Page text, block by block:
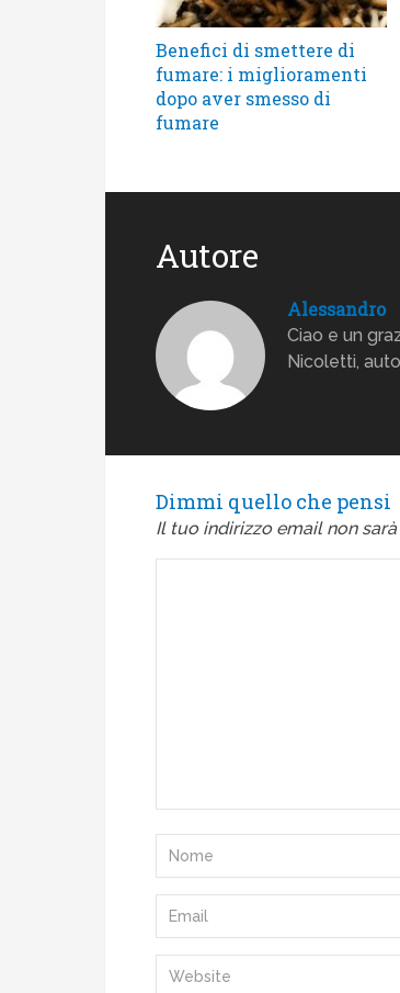
Benefici di smettere di
fumare: i miglioramenti
dopo aver smesso di
fumare
Autore
Alessandro
Ciao e un
Nicoletti,
Dimmi quello che pensi
Il tuo indirizzo email non